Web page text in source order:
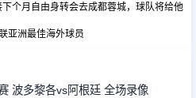
个月自由身转会去成都蓉城，球队将给他
亚洲最佳海外球员
波多黎各vs阿根廷 全场录像